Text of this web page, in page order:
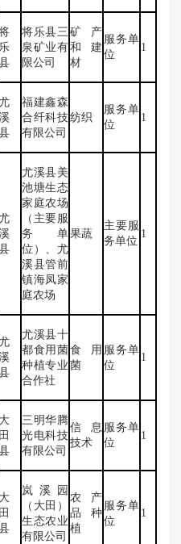
乐
将乐县三
泉矿业有
限公司
矿产
和建
材
服务单
位
1
福建鑫森
合纤科技
有限公司
纺织
服务单
位
1
尤溪县美
池塘生态
家庭农场
（主要服
务单
位）、尤
溪县管前
镇海凤家
庭农场
果蔬
主要服
务单位
1
尤溪县十
都食用菌
种植专业
合作社
食用
菌
服务单
位
1
大
田
三明华腾
光电科技
有限公司
信息
技术
服务单
位
1
大
田
岚溪园
（大田）
生态农业
有限公司
农产
品种
植
服务单
位
1